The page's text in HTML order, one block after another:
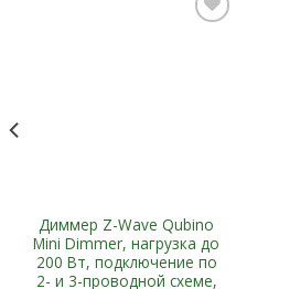
Диммер Z-Wave Qubino
Mini Dimmer, нагрузка до
200 Вт, подключение по
2- и 3-проводной схеме,